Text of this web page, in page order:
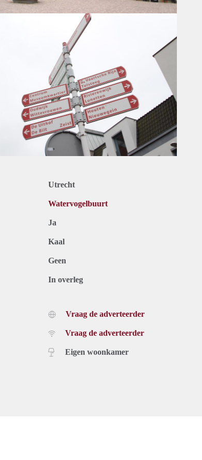
Inclusief vloer en keukenapparatuur.
12 maanden. Bij een kortere huurperiode kan er
opnemen of uzelf inschrijven op onze website.
Utrecht
Watervogelbuurt
Ja
Kaal
Geen
In overleg
Vraag de adverteerder
Vraag de adverteerder
Eigen woonkamer